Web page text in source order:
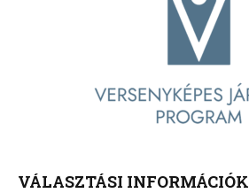
VÁLASZTÁSI INFORMÁCIÓK